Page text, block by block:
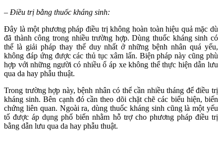
– Điều trị bằng thuốc kháng sinh:
Đây là một phương pháp điều trị không hoàn toàn hiệu quả mặc dù
đã thành công trong nhiều trường hợp. Dùng thuốc kháng sinh có
thể là giải pháp thay thế duy nhất ở những bệnh nhân quá yếu,
không đáp ứng được các thủ tục xâm lấn. Biện pháp này cũng phù
hợp với những người có nhiều ổ áp xe không thể thực hiện dẫn lưu
qua da hay phẫu thuật.
Trong trường hợp này, bệnh nhân có thể cần nhiều tháng để điều trị
kháng sinh. Bên cạnh đó cần theo dõi chặt chẽ các biểu hiện, biến
chứng liên quan. Ngoài ra, dùng thuốc kháng sinh cũng là một yếu
tố được áp dụng phổ biến nhằm hỗ trợ cho phương pháp điều trị
bằng dẫn lưu qua da hay phẫu thuật.